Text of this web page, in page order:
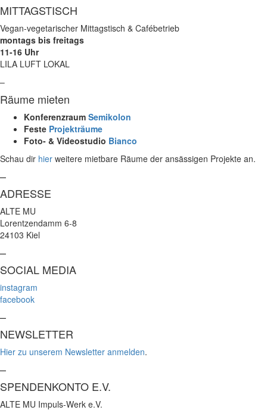
MITTAGSTISCH
Vegan-vegetarischer Mittagstisch & Cafébetrieb
montags bis freitags
11-16 Uhr
LILA LUFT LOKAL
–
Räume mieten
Konferenzraum Semikolon
Feste Projekträume
Foto- & Videostudio Bianco
Schau dir hier weitere mietbare Räume der ansässigen Projekte an.
–
ADRESSE
ALTE MU
Lorentzendamm 6-8
24103 Kiel
–
SOCIAL MEDIA
instagram
facebook
–
NEWSLETTER
Hier zu unserem Newsletter anmelden.
–
SPENDENKONTO E.V.
ALTE MU Impuls-Werk e.V.